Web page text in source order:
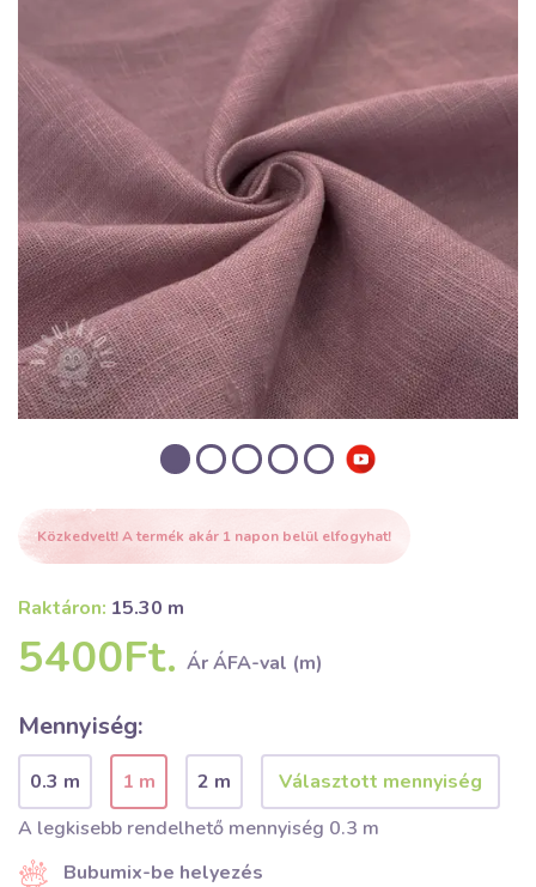
Közkedvelt! A termék akár 1 napon belül elfogyhat!
Raktáron: 15.30 m
5400Ft. Ár ÁFA-val (m)
Mennyiség:
0.3 m 1 m
2 m
A legkisebb rendelhető mennyiség 0.3 m
Bubumix-be helyezés